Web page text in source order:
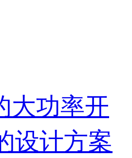
大功率开
设计方案